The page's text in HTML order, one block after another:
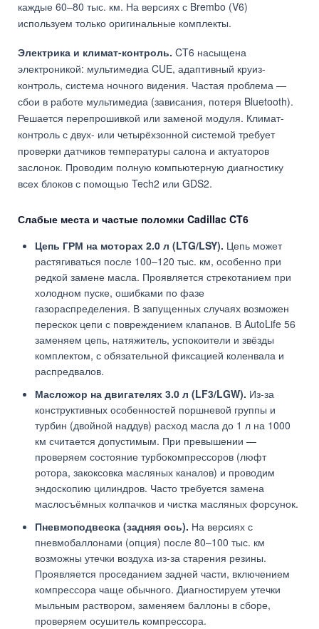
каждые 60–80 тыс. км. На версиях с Brembo (V6)
используем только оригинальные комплекты.
Электрика и климат-контроль. CT6 насыщена
электроникой: мультимедиа CUE, адаптивный круиз-
контроль, система ночного видения. Частая проблема —
сбои в работе мультимедиа (зависания, потеря Bluetooth).
Решается перепрошивкой или заменой модуля. Климат-
контроль с двух- или четырёхзонной системой требует
проверки датчиков температуры салона и актуаторов
заслонок. Проводим полную компьютерную диагностику
всех блоков с помощью Tech2 или GDS2.
Слабые места и частые поломки Cadillac CT6
Цепь ГРМ на моторах 2.0 л (LTG/LSY). Цепь может
растягиваться после 100–120 тыс. км, особенно при
редкой замене масла. Проявляется стрекотанием при
холодном пуске, ошибками по фазе
газораспределения. В запущенных случаях возможен
перескок цепи с повреждением клапанов. В AutoLife 56
заменяем цепь, натяжитель, успокоители и звёзды
комплектом, с обязательной фиксацией коленвала и
распредвалов.
Масложор на двигателях 3.0 л (LF3/LGW). Из-за
конструктивных особенностей поршневой группы и
турбин (двойной наддув) расход масла до 1 л на 1000
км считается допустимым. При превышении —
проверяем состояние турбокомпрессоров (люфт
ротора, закоксовка масляных каналов) и проводим
эндоскопию цилиндров. Часто требуется замена
маслосъёмных колпачков и чистка масляных форсунок.
Пневмоподвеска (задняя ось). На версиях с
пневмобаллонами (опция) после 80–100 тыс. км
возможны утечки воздуха из-за старения резины.
Проявляется проседанием задней части, включением
компрессора чаще обычного. Диагностируем утечки
мыльным раствором, заменяем баллоны в сборе,
проверяем осушитель компрессора.